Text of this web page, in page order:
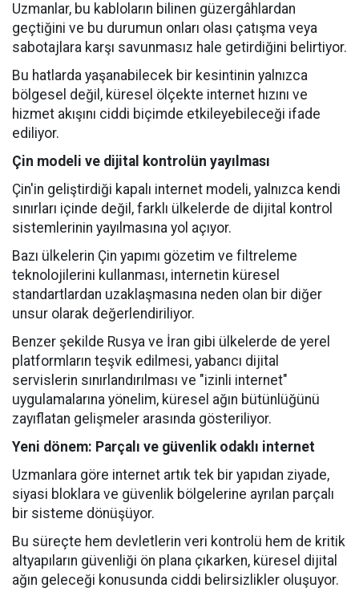
Uzmanlar, bu kabloların bilinen güzergâhlardan
geçtiğini ve bu durumun onları olası çatışma veya
sabotajlara karşı savunmasız hale getirdiğini belirtiyor.
Bu hatlarda yaşanabilecek bir kesintinin yalnızca
bölgesel değil, küresel ölçekte internet hızını ve
hizmet akışını ciddi biçimde etkileyebileceği ifade
ediliyor.
Çin modeli ve dijital kontrolün yayılması
Çin'in geliştirdiği kapalı internet modeli, yalnızca kendi
sınırları içinde değil, farklı ülkelerde de dijital kontrol
sistemlerinin yayılmasına yol açıyor.
Bazı ülkelerin Çin yapımı gözetim ve filtreleme
teknolojilerini kullanması, internetin küresel
standartlardan uzaklaşmasına neden olan bir diğer
unsur olarak değerlendiriliyor.
Benzer şekilde Rusya ve İran gibi ülkelerde de yerel
platformların teşvik edilmesi, yabancı dijital
servislerin sınırlandırılması ve "izinli internet"
uygulamalarına yönelim, küresel ağın bütünlüğünü
zayıflatan gelişmeler arasında gösteriliyor.
Yeni dönem: Parçalı ve güvenlik odaklı internet
Uzmanlara göre internet artık tek bir yapıdan ziyade,
siyasi bloklara ve güvenlik bölgelerine ayrılan parçalı
bir sisteme dönüşüyor.
Bu süreçte hem devletlerin veri kontrolü hem de kritik
altyapıların güvenliği ön plana çıkarken, küresel dijital
ağın geleceği konusunda ciddi belirsizlikler oluşuyor.